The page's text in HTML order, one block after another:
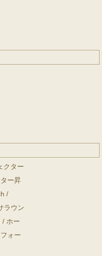
クター
ー昇
/
ラウン
/ ホー
フォー